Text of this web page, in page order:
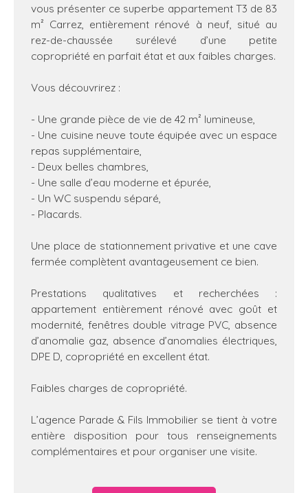
vous présenter ce superbe appartement T3 de 83
m² Carrez, entièrement rénové à neuf, situé au
rez-de-chaussée surélevé d’une petite
copropriété en parfait état et aux faibles charges.
Vous découvrirez :
- Une grande pièce de vie de 42 m² lumineuse,
- Une cuisine neuve toute équipée avec un espace
repas supplémentaire,
- Deux belles chambres,
- Une salle d’eau moderne et épurée,
- Un WC suspendu séparé,
- Placards.
Une place de stationnement privative et une cave
fermée complètent avantageusement ce bien.
Prestations qualitatives et recherchées :
appartement entièrement rénové avec goût et
modernité, fenêtres double vitrage PVC, absence
d’anomalie gaz, absence d’anomalies électriques,
DPE D, copropriété en excellent état.
Faibles charges de copropriété.
L’agence Parade & Fils Immobilier se tient à votre
entière disposition pour tous renseignements
complémentaires et pour organiser une visite.